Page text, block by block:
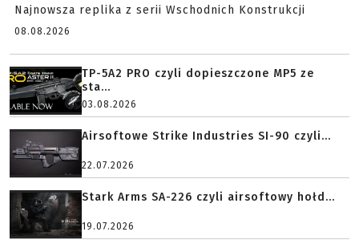
Najnowsza replika z serii Wschodnich Konstrukcji
08.08.2026
TP-5A2 PRO czyli dopieszczone MP5 ze
sta...
03.08.2026
Airsoftowe Strike Industries SI-90 czyli...
22.07.2026
Stark Arms SA-226 czyli airsoftowy hołd...
19.07.2026